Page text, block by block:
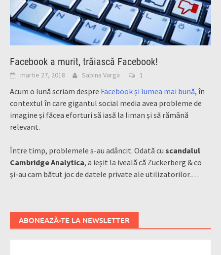
Facebook a murit, trăiască Facebook!
martie 27, 2018 Sabina Varga 1
Acum o lună scriam despre Facebook și lumea mai bună, în
contextul în care gigantul social media avea probleme de
imagine și făcea eforturi să iasă la liman și să rămână
relevant.
Între timp, problemele s-au adâncit. Odată cu scandalul
Cambridge Analytica, a ieșit la iveală că Zuckerberg & co
și-au cam bătut joc de datele private ale utilizatorilor.…
ABONEAZĂ-TE LA NEWSLETTER